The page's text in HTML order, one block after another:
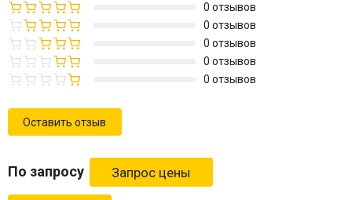
0 отзывов
0 отзывов
0 отзывов
0 отзывов
0 отзывов
Оставить отзыв
По запросу